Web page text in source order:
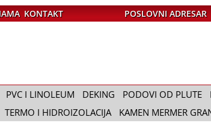
KONTAKT POSLOVNI ADRESAR
PVC I LINOLEUM DEKING PODOVI OD PLUTE
TERMO I HIDROIZOLACIJA KAMEN MERMER